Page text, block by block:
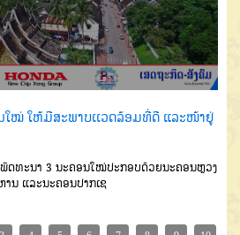
ໝ່ ໃຫ້ມີສະພາບເເວດລ້ອມທີ່ດີ ແລະໜ້າຢູ່
ດທະນາ 3 ນະຄອນໃໝ່ປະກອບດ້ວຍນະຄອນຫຼວງ
ນ ແລະນະຄອນປາກເຊ